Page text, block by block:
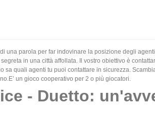
una parola per far indovinare la posizione degli
in una città affollata. Il vostro obiettivo è
quali agenti tu puoi contattare in sicurezza.
un gioco cooperativo per 2 o più giocatori.
- Duetto: